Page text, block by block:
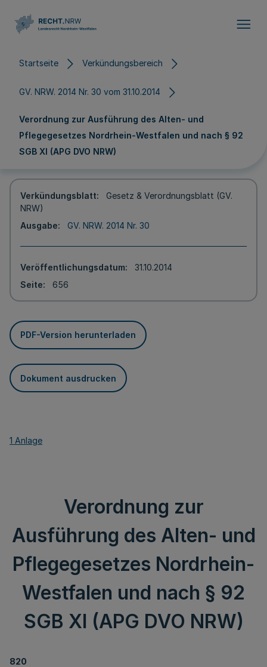
Startseite Verkündungsbereich
GV. NRW. 2014 Nr. 30 vom 31.10.2014
Verordnung zur Ausführung des Alten- und
Pflegegesetzes Nordrhein-Westfalen und nach § 92
SGB XI (APG DVO NRW)
Verkündungsblatt
Gesetz & Verordnungsblatt (GV.
NRW)
Ausgabe
GV. NRW. 2014 Nr. 30
Veröffentlichungsdatum
31.10.2014
Seite
656
PDF-Version herunterladen
Dokument ausdrucken
1 Anlage
Verordnung zur
Ausführung des Alten- und
Pflegegesetzes Nordrhein-
Westfalen und nach § 92
SGB XI (APG DVO NRW)
820